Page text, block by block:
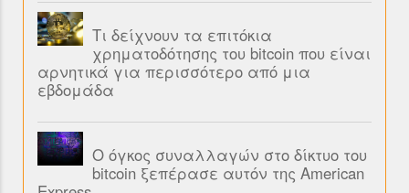
Τι δείχνουν τα επιτόκια
χρηματοδότησης του bitcoin που είναι
αρνητικά για περισσότερο από μια
εβδομάδα
Ο όγκος συναλλαγών στο δίκτυο του
bitcoin ξεπέρασε αυτόν της American